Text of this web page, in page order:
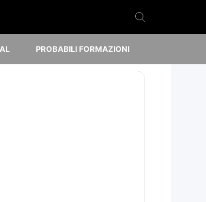
PROBABILI FORMAZIONI